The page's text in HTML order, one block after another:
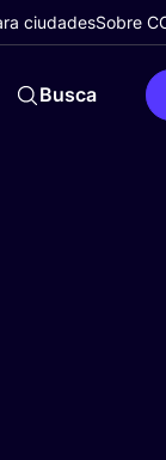
ciudadesSobre
Busca